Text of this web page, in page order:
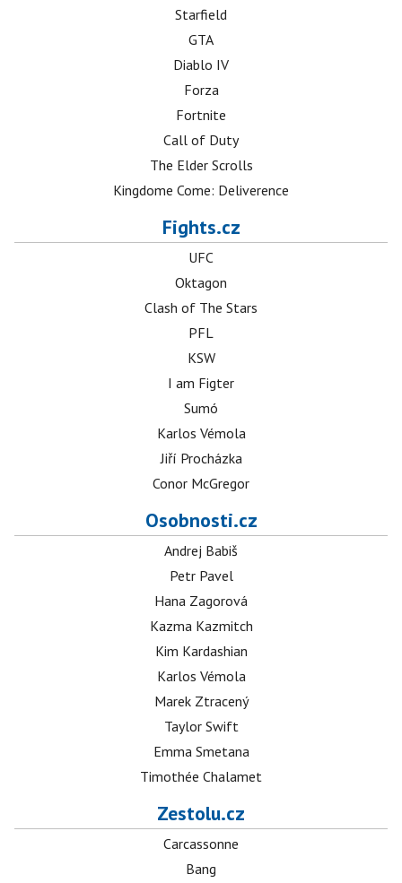
Starfield
GTA
Diablo IV
Forza
Fortnite
Call of Duty
The Elder Scrolls
Kingdome Come: Deliverence
Fights.cz
UFC
Oktagon
Clash of The Stars
PFL
KSW
I am Figter
Sumó
Karlos Vémola
Jiří Procházka
Conor McGregor
Osobnosti.cz
Andrej Babiš
Petr Pavel
Hana Zagorová
Kazma Kazmitch
Kim Kardashian
Karlos Vémola
Marek Ztracený
Taylor Swift
Emma Smetana
Timothée Chalamet
Zestolu.cz
Carcassonne
Bang